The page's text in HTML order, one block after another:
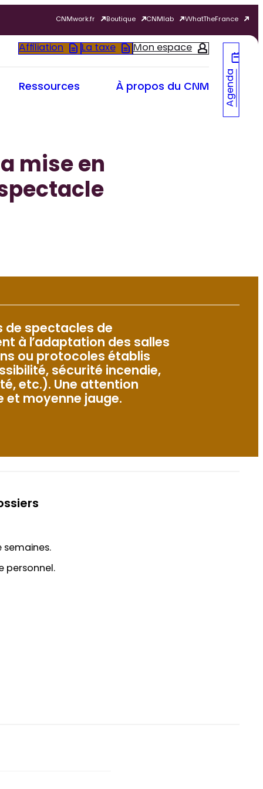
CNMwork.fr Boutique CNMlab WhatTheFrance
Affiliation La taxe Mon espace
Ressources À propos du CNM Agenda
mise en
de spectacles de
à l’adaptation des salles
ou protocoles établis
sécurité incendie,
etc.). Une attention
et moyenne jauge.
semaines.
personnel.